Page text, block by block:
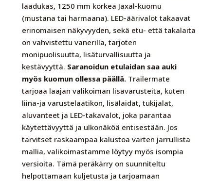
laadukas, 1250 mm korkea Jaxal-kuomu
(mustana tai harmaana). LED-äärivalot takaavat
erinomaisen näkyvyyden, sekä etu- että takalaita
on vahvistettu vanerilla, tarjoten
monipuolisuutta, lisäturvallisuutta ja
kestävyyttä. Saranoidun etulaidan saa auki
myös kuomun ollessa päällä.Trailermate
tarjoaa laajan valikoiman lisävarusteita, kuten
liina-ja varustelaatikon, lisälaidat, tukijalat,
aluvanteet ja LED-takavalot, joka parantaa
käytettävyyttä ja ulkonäköä entisestään. Jos
tarvitset raskaampaa kalustoa varten jarrullista
mallia, valikoimastamme löytyy myös isompia
versioita. Tämä peräkärry on suunniteltu
helpottamaan kuljetusta ja tarjoamaan